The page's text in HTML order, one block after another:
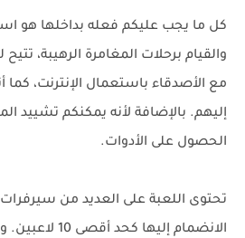
كل ما يجب عليكم فعله بداخلها هو
والقيام برحلات المغامرة الرهيبة،
مع الأصدقاء باستعمال الإنترنت، كما
إليهم. بالإضافة لأنه يمكنكم تشييد
الحصول على الأدوات.
تحتوى اللعبة على العديد من
الانضمام